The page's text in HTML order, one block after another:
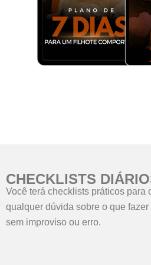
CHECKLISTS
Você terá checklists práticos para
qualquer dúvida sobre o que
sem improviso ou erro.